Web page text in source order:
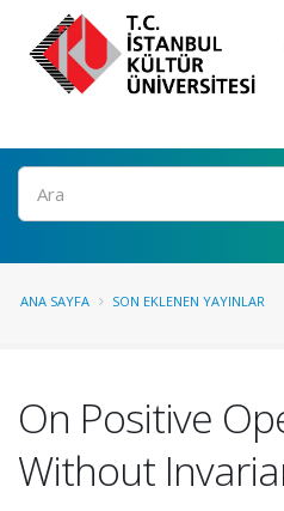
Ara
ANA SAYFA SON EKLENEN YAYINLAR
On Positive
Without